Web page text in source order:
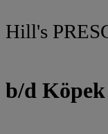
Hill's
b/d Köpek